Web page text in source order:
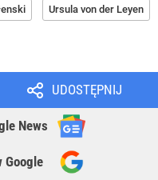
Ursula von der Leyen
UDOSTĘPNIJ
News
Google